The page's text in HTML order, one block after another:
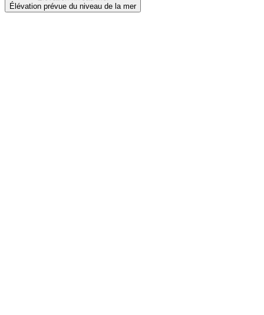
Élévation prévue du niveau de la mer